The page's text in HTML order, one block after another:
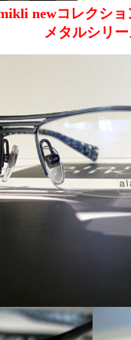
newコレクシ
メタルシリ